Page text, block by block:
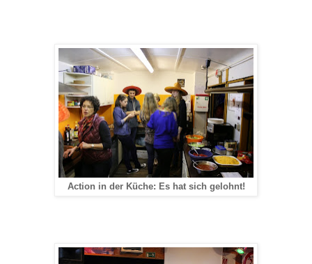
Action in der Küche: Es hat sich gelohnt!